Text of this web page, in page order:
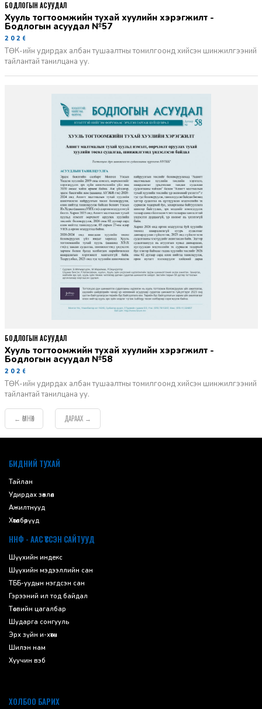
Хууль тогтоомжийн тухай хуулийн хэрэгжилт -
Бодлогын асуудал №57
2026-06-02
ТӨК-ийн удирдах албан тушаалтны томилгоонд хийсэн шинжилгээний
тайлантай танилцана уу.
БОДЛОГЫН АСУУДАЛ
Хууль тогтоомжийн тухай хуулийн хэрэгжилт -
Бодлогын асуудал №58
2026-06-02
ТӨК-ийн удирдах албан тушаалтны томилгоонд хийсэн шинжилгээний
тайлантай танилцана уу.
БОДЛОГЫН АСУУДАЛ
← ӨМНӨХ ДАРААХ →
БИДНИЙ ТУХАЙ
Тайлан
Удирдах зөвлөл
Ажилтнууд
Хөтөлбөрүүд
ННФ - ААС ҮҮССЭН САЙТУУД
Шүүхийн индекс
Шүүхийн мэдээллийн сан
ТББ-уудын нэгдсэн сан
Гэрээний ил тод байдал
Төсвийн цагалбар
Шударга сонгууль
Эрх зүйн и-хөтөч
Шилэн нам
Хуучин вэб
ХОЛБОО БАРИХ